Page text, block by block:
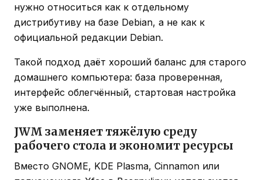
нужно относиться как к отдельному
дистрибутиву на базе Debian, а не как к
официальной редакции Debian.
Такой подход даёт хороший баланс для старого
домашнего компьютера: база проверенная,
интерфейс облегчённый, стартовая настройка
уже выполнена.
JWM заменяет тяжёлую среду
рабочего стола и экономит ресурсы
Вместо GNOME, KDE Plasma, Cinnamon или